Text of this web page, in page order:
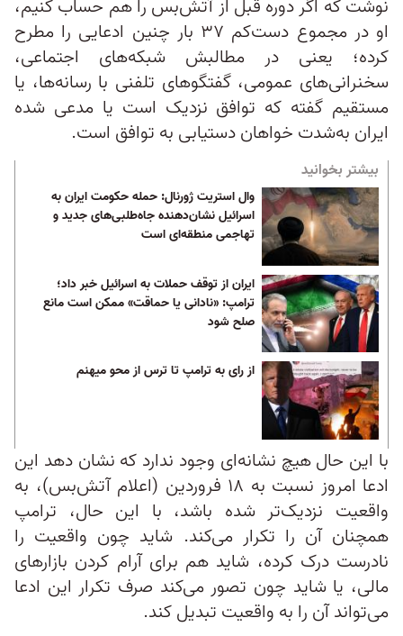
نوشت که اگر دوره قبل از آتش‌بس را هم حساب کنیم،
او در مجموع دست‌کم ۳۷ بار چنین ادعایی را مطرح
کرده؛ یعنی در مطالبش شبکه‌های اجتماعی،
سخنرانی‌های عمومی، گفتگوهای تلفنی با رسانه‌ها، یا
مستقیم گفته که توافق نزدیک است یا مدعی شده
ایران به‌شدت خواهان دستیابی به توافق است.
بیشتر بخوانید
وال استریت ژورنال: حمله حکومت ایران به
اسرائیل نشان‌دهنده جاه‌طلبی‌های جدید و
تهاجمی منطقه‌ای است
ایران از توقف حملات به اسرائیل خبر داد؛
ترامپ: «نادانی یا حماقت» ممکن است مانع
صلح شود
از رای به ترامپ تا ترس از محو میهنم
با این حال هیچ نشانه‌ای وجود ندارد که نشان دهد این
ادعا امروز نسبت به ۱۸ فروردین (اعلام آتش‌بس)، به
واقعیت نزدیک‌تر شده باشد، با این حال، ترامپ
همچنان آن را تکرار می‌کند. شاید چون واقعیت را
نادرست درک کرده، شاید هم برای آرام کردن بازارهای
مالی، یا شاید چون تصور می‌کند صرف تکرار این ادعا
می‌تواند آن را به واقعیت تبدیل کند.